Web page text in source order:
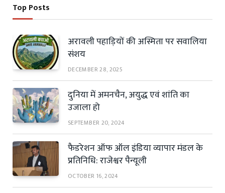
Top Posts
अरावली पहाड़ियों की अस्मिता पर सवालिया
संशय
DECEMBER 28, 2025
दुनिया में अमनचैन, अयुद्ध एवं शांति का
उजाला हो
SEPTEMBER 20, 2024
फैडरेशन ऑफ ऑल इंडिया व्यापार मंडल के
प्रतिनिधि: राजेश्वर पैन्यूली
OCTOBER 16, 2024